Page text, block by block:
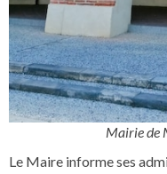
Mairie de
Le Maire informe ses